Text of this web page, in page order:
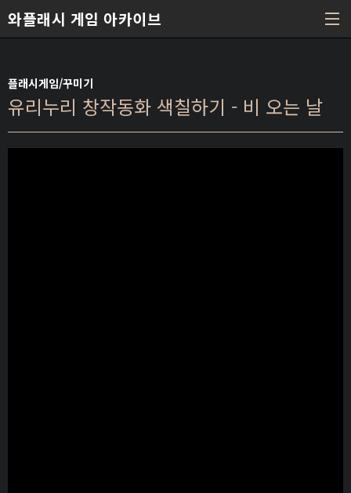
와플래시 게임 아카이브
플래시게임/꾸미기
유리누리 창작동화 색칠하기 - 비 오는 날